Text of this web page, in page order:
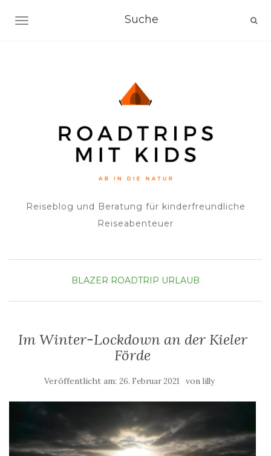
NAVIGATION EIN-/AUSSCHALTEN
Reiseblog und Beratung für kinderfreundliche
Reiseabenteuer
BLAZER ROADTRIP URLAUB
Im Winter-Lockdown an der Kieler
Förde
Veröffentlicht am: 26. Februar 2021 von lilly